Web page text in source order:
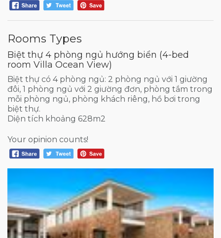
Rooms Types
Biệt thự 4 phòng ngủ hướng biển (4-bed
room Villa Ocean View)
Biệt thự có 4 phòng ngủ: 2 phòng ngủ với 1 giường
đôi, 1 phòng ngủ với 2 giường đơn, phòng tắm trong
mỗi phòng ngủ, phòng khách riêng, hồ bơi trong
biệt thự.
Diện tích khoảng 628m2
Your opinion counts!